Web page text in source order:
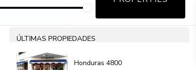
ÚLTIMAS PROPIEDADES
Honduras 4800